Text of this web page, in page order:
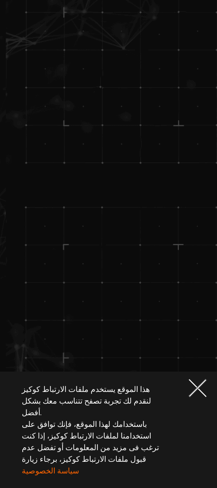
هذا الموقع يستخدم ملفات الارتباط كوكيز
لنقدم لك تجربة تصفح تتناسب معك بشكل
أفضل.
باستخدامك لهذا الموقع، فإنك توافق على
استخدامنا لملفات الارتباط كوكيز، إذا كنت
ترغب فى مزيد من المعلومات أو تفضل عدم
قبول ملفات الارتباط كوكيز، برجاء زيارة
سياسة الخصوصية